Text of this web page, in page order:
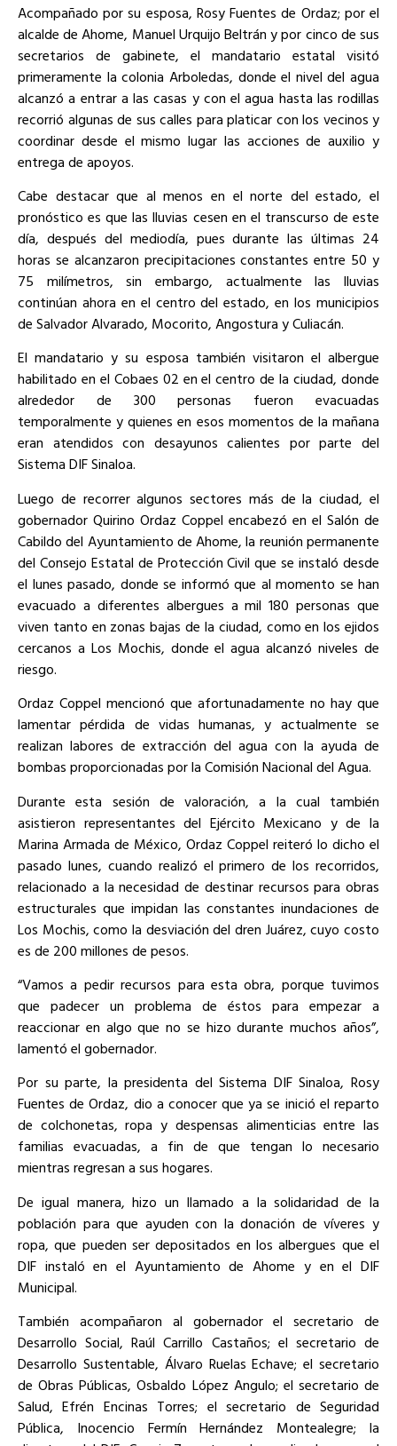
Acompañado por su esposa, Rosy Fuentes de Ordaz; por el
alcalde de Ahome, Manuel Urquijo Beltrán y por cinco de sus
secretarios de gabinete, el mandatario estatal visitó
primeramente la colonia Arboledas, donde el nivel del agua
alcanzó a entrar a las casas y con el agua hasta las rodillas
recorrió algunas de sus calles para platicar con los vecinos y
coordinar desde el mismo lugar las acciones de auxilio y
entrega de apoyos.
Cabe destacar que al menos en el norte del estado, el
pronóstico es que las lluvias cesen en el transcurso de este
día, después del mediodía, pues durante las últimas 24
horas se alcanzaron precipitaciones constantes entre 50 y
75 milímetros, sin embargo, actualmente las lluvias
continúan ahora en el centro del estado, en los municipios
de Salvador Alvarado, Mocorito, Angostura y Culiacán.
El mandatario y su esposa también visitaron el albergue
habilitado en el Cobaes 02 en el centro de la ciudad, donde
alrededor de 300 personas fueron evacuadas
temporalmente y quienes en esos momentos de la mañana
eran atendidos con desayunos calientes por parte del
Sistema DIF Sinaloa.
Luego de recorrer algunos sectores más de la ciudad, el
gobernador Quirino Ordaz Coppel encabezó en el Salón de
Cabildo del Ayuntamiento de Ahome, la reunión permanente
del Consejo Estatal de Protección Civil que se instaló desde
el lunes pasado, donde se informó que al momento se han
evacuado a diferentes albergues a mil 180 personas que
viven tanto en zonas bajas de la ciudad, como en los ejidos
cercanos a Los Mochis, donde el agua alcanzó niveles de
riesgo.
Ordaz Coppel mencionó que afortunadamente no hay que
lamentar pérdida de vidas humanas, y actualmente se
realizan labores de extracción del agua con la ayuda de
bombas proporcionadas por la Comisión Nacional del Agua.
Durante esta sesión de valoración, a la cual también
asistieron representantes del Ejército Mexicano y de la
Marina Armada de México, Ordaz Coppel reiteró lo dicho el
pasado lunes, cuando realizó el primero de los recorridos,
relacionado a la necesidad de destinar recursos para obras
estructurales que impidan las constantes inundaciones de
Los Mochis, como la desviación del dren Juárez, cuyo costo
es de 200 millones de pesos.
“Vamos a pedir recursos para esta obra, porque tuvimos
que padecer un problema de éstos para empezar a
reaccionar en algo que no se hizo durante muchos años”,
lamentó el gobernador.
Por su parte, la presidenta del Sistema DIF Sinaloa, Rosy
Fuentes de Ordaz, dio a conocer que ya se inició el reparto
de colchonetas, ropa y despensas alimenticias entre las
familias evacuadas, a fin de que tengan lo necesario
mientras regresan a sus hogares.
De igual manera, hizo un llamado a la solidaridad de la
población para que ayuden con la donación de víveres y
ropa, que pueden ser depositados en los albergues que el
DIF instaló en el Ayuntamiento de Ahome y en el DIF
Municipal.
También acompañaron al gobernador el secretario de
Desarrollo Social, Raúl Carrillo Castaños; el secretario de
Desarrollo Sustentable, Álvaro Ruelas Echave; el secretario
de Obras Públicas, Osbaldo López Angulo; el secretario de
Salud, Efrén Encinas Torres; el secretario de Seguridad
Pública, Inocencio Fermín Hernández Montealegre; la